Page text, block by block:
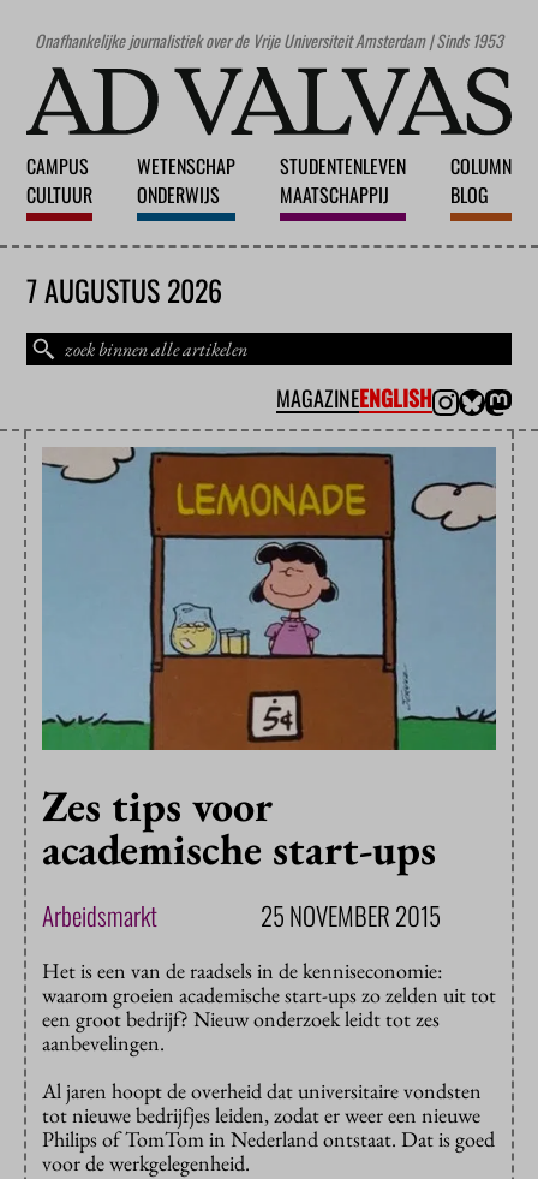
Onafhankelijke journalistiek over de Vrije Universiteit Amsterdam | Sinds 1953
CAMPUS
CULTUUR
WETENSCHAP
ONDERWIJS
STUDENTENLEVEN
MAATSCHAPPIJ
COLUMN
BLOG
7 AUGUSTUS 2026
MAGAZINEENGLISH
Zes tips voor
academische start-ups
Arbeidsmarkt 25 NOVEMBER 2015
Het is een van de raadsels in de kenniseconomie:
waarom groeien academische start-ups zo zelden uit tot
een groot bedrijf? Nieuw onderzoek leidt tot zes
aanbevelingen.
Al jaren hoopt de overheid dat universitaire vondsten
tot nieuwe bedrijfjes leiden, zodat er weer een nieuwe
Philips of TomTom in Nederland ontstaat. Dat is goed
voor de werkgelegenheid.